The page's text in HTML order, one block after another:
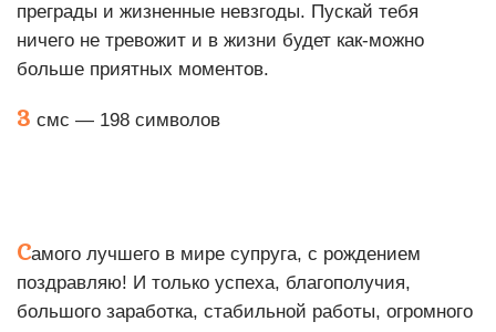
преграды и жизненные невзгоды. Пускай тебя
ничего не тревожит и в жизни будет как-можно
больше приятных моментов.
3 смс — 198 символов
Самого лучшего в мире супруга, с рождением
поздравляю! И только успеха, благополучия,
большого заработка, стабильной работы, огромного